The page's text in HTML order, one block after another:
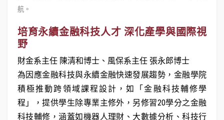
航。
培育永續金融科技人才 深化產學與國際視
野
財金系主任 陳清和博士、風保系主任 張永郎博士
為因應金融科技與永續金融快速發展趨勢，金融學院
積極推動跨領域課程設計，如「金融科技輔修學
程」，提供學生除專業主修外，另修習20學分之金融
科技輔修，涵蓋如機器人理財、大數據分析、科技行